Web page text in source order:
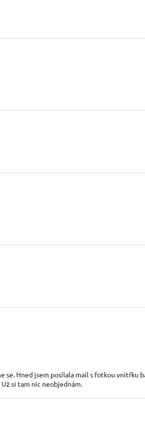
Hned jsem posílala mail s fotkou vnitřku
si tam nic neobjednám.